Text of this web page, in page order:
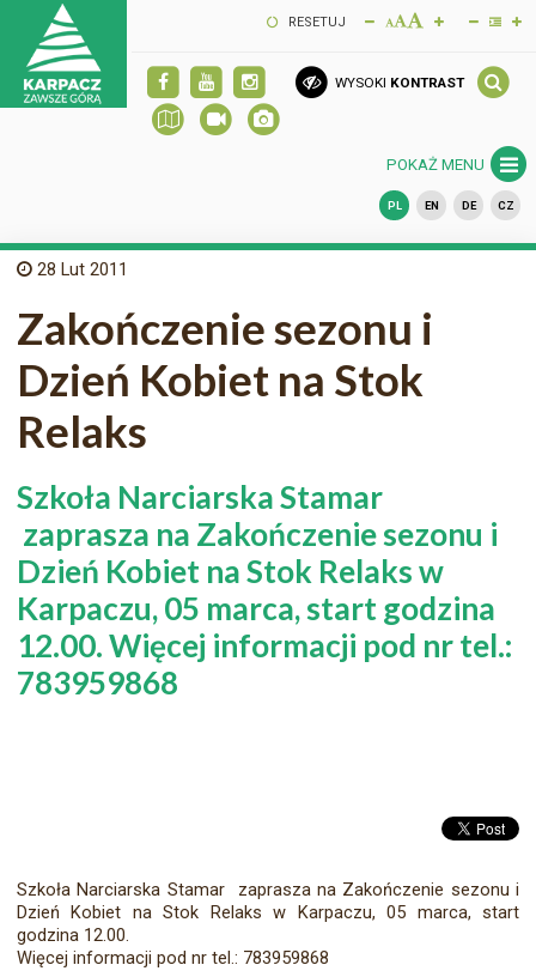
RESETUJ
WYSOKI KONTRAST
POKAŻ MENU
PL EN DE CZ
28 Lut 2011
Zakończenie sezonu i
Dzień Kobiet na Stok
Relaks
Szkoła Narciarska Stamar
zaprasza na Zakończenie sezonu i
Dzień Kobiet na Stok Relaks w
Karpaczu, 05 marca, start godzina
12.00. Więcej informacji pod nr tel.:
783959868
Szkoła Narciarska Stamar zaprasza na Zakończenie sezonu i
Dzień Kobiet na Stok Relaks w Karpaczu, 05 marca, start
godzina 12.00.
Więcej informacji pod nr tel.: 783959868